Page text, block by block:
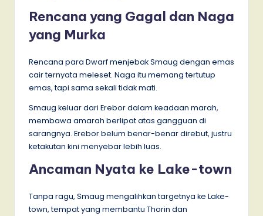
Rencana yang Gagal dan Naga
yang Murka
Rencana para Dwarf menjebak Smaug dengan emas
cair ternyata meleset. Naga itu memang tertutup
emas, tapi sama sekali tidak mati.
Smaug keluar dari Erebor dalam keadaan marah,
membawa amarah berlipat atas gangguan di
sarangnya. Erebor belum benar-benar direbut, justru
ketakutan kini menyebar lebih luas.
Ancaman Nyata ke Lake-town
Tanpa ragu, Smaug mengalihkan targetnya ke Lake-
town, tempat yang membantu Thorin dan